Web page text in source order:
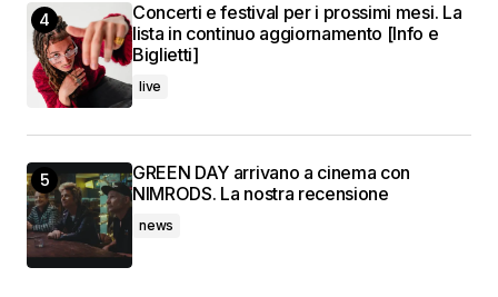
Concerti e festival per i prossimi mesi. La
lista in continuo aggiornamento [Info e
Biglietti]
live
GREEN DAY arrivano a cinema con
NIMRODS. La nostra recensione
news